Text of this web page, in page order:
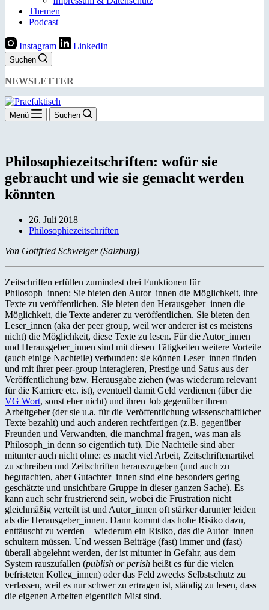
Themen
Podcast
Instagram LinkedIn
Suchen
NEWSLETTER
Menü Suchen
Philosophiezeitschriften: wofür sie
gebraucht und wie sie gemacht werden
könnten
26. Juli 2018
Philosophiezeitschriften
Von Gottfried Schweiger (Salzburg)
Zeitschriften erfüllen zumindest drei Funktionen für
Philosoph_innen: Sie bieten den Autor_innen die Möglichkeit, ihre
Texte zu veröffentlichen. Sie bieten den Herausgeber_innen die
Möglichkeit, die Texte anderer zu veröffentlichen. Sie bieten den
Leser_innen (aka der peer group, weil wer anderer ist es meistens
nicht) die Möglichkeit, diese Texte zu lesen. Für die Autor_innen
und Herausgeber_innen sind mit diesen Tätigkeiten weitere Vorteile
(auch einige Nachteile) verbunden: sie können Leser_innen finden
und mit ihrer peer-group interagieren, Prestige und Satus aus der
Veröffentlichung bzw. Herausgabe ziehen (was wiederum relevant
für die Karriere etc. ist), eventuell damit Geld verdienen (über die
VG Wort, sonst eher nicht) und ihren Job gegenüber ihrem
Arbeitgeber (der sie u.a. für die Veröffentlichung wissenschaftlicher
Texte bezahlt) und auch anderen rechtfertigen (z.B. gegenüber
Freunden und Verwandten, die manchmal fragen, was man als
Philosoph_in denn so eigentlich tut). Die Nachteile sind aber
mitunter auch nicht ohne: es macht viel Arbeit, Zeitschriftenartikel
zu schreiben und Zeitschriften herauszugeben (und auch zu
begutachten, aber Gutachter_innen sind eine besonders gering
geschätzte und unsichtbare Gruppe in dieser ganzen Sache). Es
kann auch sehr frustrierend sein, wobei die Frustration nicht
gleichmäßig verteilt ist und Autor_innen oft stärker darunter leiden
als die Herausgeber_innen. Dann kommt das hohe Risiko dazu,
enttäuscht zu werden – wiederum ein Risiko, das die Autor_innen
schultern müssen. Und wessen Beiträge (fast) immer und (fast)
überall abgelehnt werden, der ist mitunter in Gefahr, aus dem
System rauszufallen (publish or perish heißt es für die vielen
befristeten Kolleg_innen) oder das Feld zwecks Selbstschutz zu
verlassen, weil es nur schwer zu ertragen ist, ständig zu lesen, dass
die eigenen Arbeiten eigentlich Mist sind.